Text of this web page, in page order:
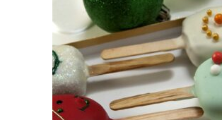
ADICIONAR